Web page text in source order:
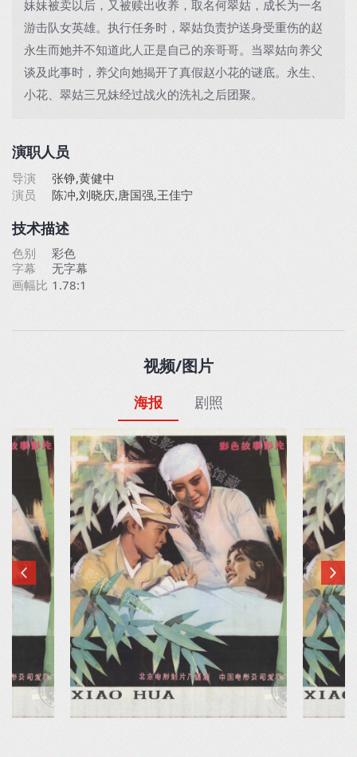
妹妹被卖以后，又被赎出收养，取名何翠姑，成长为一名
游击队女英雄。执行任务时，翠姑负责护送身受重伤的赵
永生而她并不知道此人正是自己的亲哥哥。当翠姑向养父
谈及此事时，养父向她揭开了真假赵小花的谜底。永生、
小花、翠姑三兄妹经过战火的洗礼之后团聚。
演职人员
导演
张铮,黄健中
演员
陈冲,刘晓庆,唐国强,王佳宁
技术描述
色别
彩色
字幕
无字幕
画幅比 1.78:1
视频/图片
海报 剧照